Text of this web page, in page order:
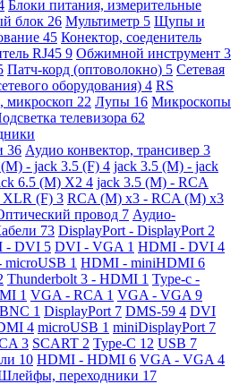
Блоки питания, измерительные
блок 26 Мультиметр 5 Щупы и
45 Конектор, соеденитель
RJ45 9 Обжимной инструмент 3
Патч-корд (оптоволокно) 5 Сетевая
оборудования) 4 RS
микроскоп 22 Лупы 16 Микроскопы
телевизора 62
36 Аудио конвектор, трансивер 3
- jack 3.5 (F) 4 jack 3.5 (M) - jack
6.5 (M) X2 4 jack 3.5 (M) - RCA
XLR (F) 3 RCA (M) x3 - RCA (M) x3
провод 7 Аудио-
73 DisplayPort - DisplayPort 2
- DVI 5 DVI - VGA 1 HDMI - DVI 4
1 HDMI - miniHDMI 6
Thunderbolt 3 - HDMI 1 Type-c -
1 VGA - RCA 1 VGA - VGA 9
BNC 1 DisplayPort 7 DMS-59 4 DVI
4 microUSB 1 miniDisplayPort 7
3 SCART 2 Type-C 12 USB 7
10 HDMI - HDMI 6 VGA - VGA 4
переходники 17